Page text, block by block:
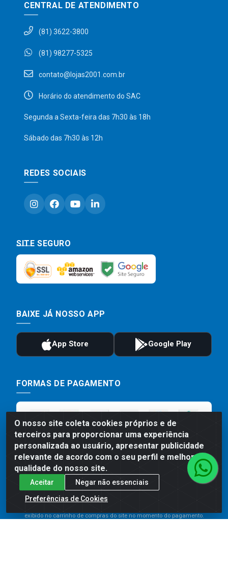
O nosso site coleta cookies próprios e de
terceiros para proporcionar uma experiência
personalizada ao usuário, apresentar publicidade
relevante de acordo com o seu perfil e melhorar a
qualidade do nosso site.
Aceitar
Negar não essenciais
Preferências de Cookies
CENTRAL DE ATENDIMENTO
(81) 3622-3800
(81) 98277-5325
contato@lojas2001.com.br
Horário do atendimento do SAC
Segunda a Sexta-feira das 7h30 às 18h
Sábado das 7h30 às 12h
REDES SOCIAIS
SITE SEGURO
BAIXE JÁ NOSSO APP
FORMAS DE PAGAMENTO
Preços, promoções, condições de pagamento e frete são válidos
para compras realizadas exclusivamente pelo site. Caso haja
exibido no carrinho de compras do site no momento do pagamento.